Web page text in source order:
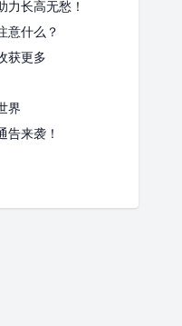
长高无愁！
意什么？
获更多
界
告来袭！